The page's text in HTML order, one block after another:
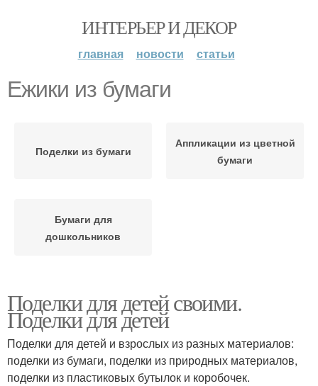
ИНТЕРЬЕР И ДЕКОР
главная новости статьи
Ежики из бумаги
Поделки из бумаги
Аппликации из цветной
бумаги
Бумаги для
дошкольников
Поделки для детей своими.
Поделки для детей
Поделки для детей и взрослых из разных материалов:
поделки из бумаги, поделки из природных материалов,
поделки из пластиковых бутылок и коробочек.